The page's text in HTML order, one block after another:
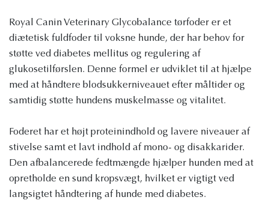
Royal Canin Veterinary Glycobalance tørfoder er et
diætetisk fuldfoder til voksne hunde, der har behov for
støtte ved diabetes mellitus og regulering af
glukosetilførslen. Denne formel er udviklet til at hjælpe
med at håndtere blodsukkerniveauet efter måltider og
samtidig støtte hundens muskelmasse og vitalitet.
Foderet har et højt proteinindhold og lavere niveauer af
stivelse samt et lavt indhold af mono- og disakkarider.
Den afbalancerede fedtmængde hjælper hunden med at
opretholde en sund kropsvægt, hvilket er vigtigt ved
langsigtet håndtering af hunde med diabetes.